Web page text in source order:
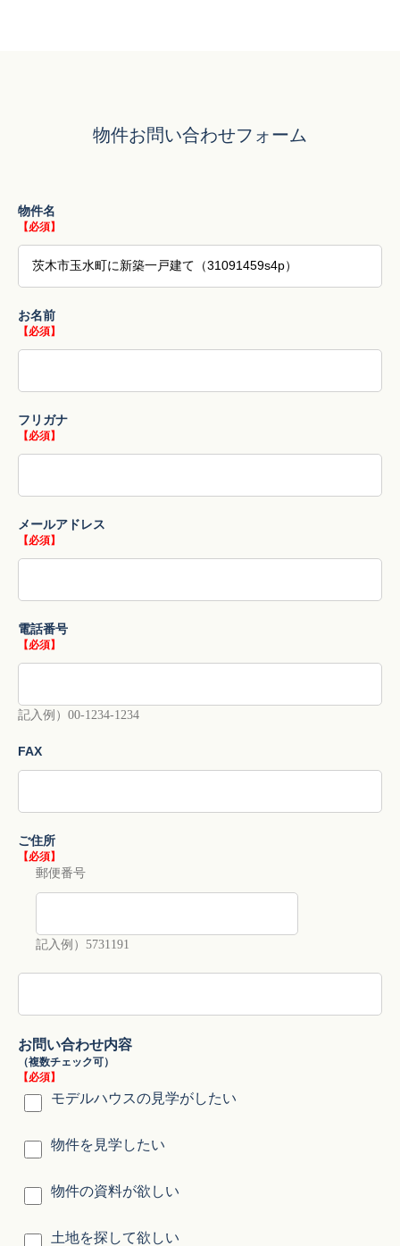
物件お問い合わせフォーム
物件名
【必須】
お名前
【必須】
フリガナ
【必須】
メールアドレス
【必須】
電話番号
【必須】
記入例）00-1234-1234
FAX
ご住所
【必須】
郵便番号
記入例）5731191
お問い合わせ内容
（複数チェック可）
【必須】
モデルハウスの見学がしたい
物件を見学したい
物件の資料が欲しい
土地を探して欲しい